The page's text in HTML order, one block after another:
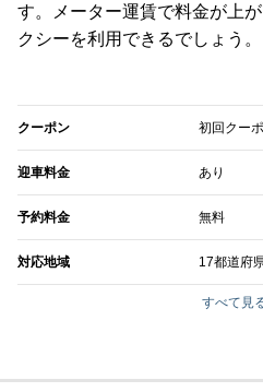
す。メーター運賃で料金が上
クシーを利用できるでしょう。
クーポン 初回クー
迎車料金 あり
予約料金 無料
対応地域 17都道府
すべて見